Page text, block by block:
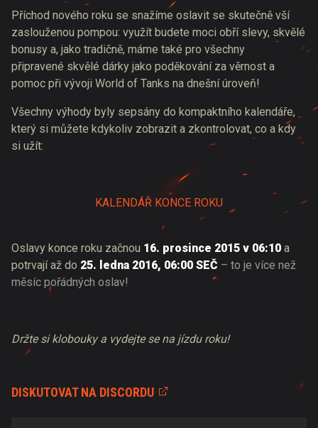
Příchod nového roku se snažíme oslavit se skutečně vší
zaslouženou pompou: využít budete moci obří slevy, skvělé
bonusy a, jako tradičně, máme také pro všechny
připravené skvělé dárky jako poděkování za věrnost a
pomoc při vývoji World of Tanks na dnešní úroveň!
Všechny výhody byly sepsány do kompaktního kalendáře,
který si můžete kdykoliv zobrazit a zkontrolovat, co a kdy
si užít:
KALENDÁŘ KONCE ROKU
Oslavy konce roku začnou 16. prosince 2015 v 06:10 a
potrvají až do 25. ledna 2016, 06:00 SEČ – to je více než
měsíc pořádných oslav!
Držte si klobouky a vydejte se na jízdu roku!
DISKUTOVAT NA DISCORDU